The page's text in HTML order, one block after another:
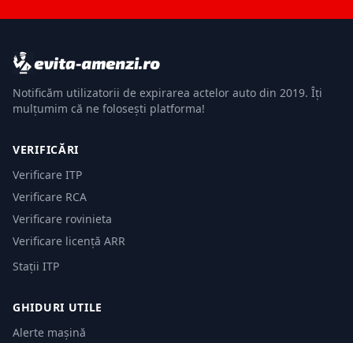
Notificăm utilizatorii de expirarea actelor auto din 2019. Îți
mulțumim că ne folosești platforma!
VERIFICĂRI
Verificare ITP
Verificare RCA
Verificare rovinieta
Verificare licență ARR
Stații ITP
GHIDURI UTILE
Alerte mașină